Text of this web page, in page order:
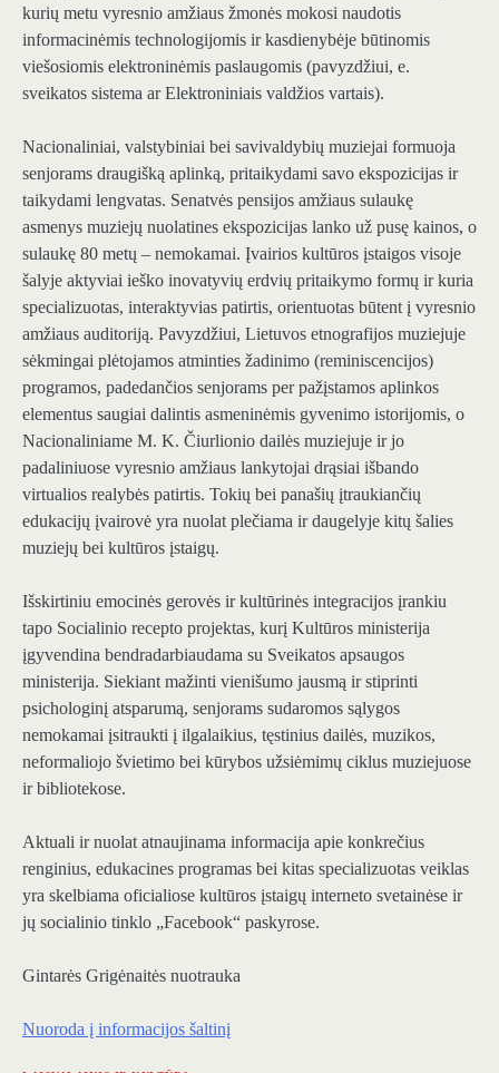
kurių metu vyresnio amžiaus žmonės mokosi naudotis
informacinėmis technologijomis ir kasdienybėje būtinomis
viešosiomis elektroninėmis paslaugomis (pavyzdžiui, e.
sveikatos sistema ar Elektroniniais valdžios vartais).
Nacionaliniai, valstybiniai bei savivaldybių muziejai formuoja
senjorams draugišką aplinką, pritaikydami savo ekspozicijas ir
taikydami lengvatas. Senatvės pensijos amžiaus sulaukę
asmenys muziejų nuolatines ekspozicijas lanko už pusę kainos, o
sulaukę 80 metų – nemokamai. Įvairios kultūros įstaigos visoje
šalyje aktyviai ieško inovatyvių erdvių pritaikymo formų ir kuria
specializuotas, interaktyvias patirtis, orientuotas būtent į vyresnio
amžiaus auditoriją. Pavyzdžiui, Lietuvos etnografijos muziejuje
sėkmingai plėtojamos atminties žadinimo (reminiscencijos)
programos, padedančios senjorams per pažįstamos aplinkos
elementus saugiai dalintis asmeninėmis gyvenimo istorijomis, o
Nacionaliniame M. K. Čiurlionio dailės muziejuje ir jo
padaliniuose vyresnio amžiaus lankytojai drąsiai išbando
virtualios realybės patirtis. Tokių bei panašių įtraukiančių
edukacijų įvairovė yra nuolat plečiama ir daugelyje kitų šalies
muziejų bei kultūros įstaigų.
Išskirtiniu emocinės gerovės ir kultūrinės integracijos įrankiu
tapo Socialinio recepto projektas, kurį Kultūros ministerija
įgyvendina bendradarbiaudama su Sveikatos apsaugos
ministerija. Siekiant mažinti vienišumo jausmą ir stiprinti
psichologinį atsparumą, senjorams sudaromos sąlygos
nemokamai įsitraukti į ilgalaikius, tęstinius dailės, muzikos,
neformaliojo švietimo bei kūrybos užsiėmimų ciklus muziejuose
ir bibliotekose.
Aktuali ir nuolat atnaujinama informacija apie konkrečius
renginius, edukacines programas bei kitas specializuotas veiklas
yra skelbiama oficialiose kultūros įstaigų interneto svetainėse ir
jų socialinio tinklo „Facebook“ paskyrose.
Gintarės Grigėnaitės nuotrauka
Nuoroda į informacijos šaltinį